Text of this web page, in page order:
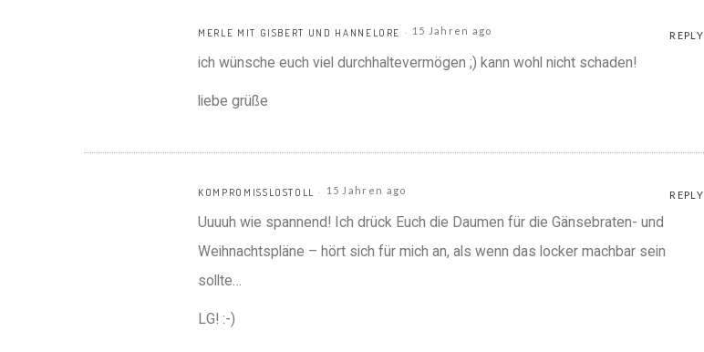
MERLE MIT GISBERT UND HANNELORE 15 Jahren ago REPLY
ich wünsche euch viel durchhaltevermögen ;) kann wohl nicht schaden!
liebe grüße
KOMPROMISSLOSTOLL 15 Jahren ago REPLY
Uuuuh wie spannend! Ich drück Euch die Daumen für die Gänsebraten- und
Weihnachtspläne – hört sich für mich an, als wenn das locker machbar sein
sollte…
LG! :-)